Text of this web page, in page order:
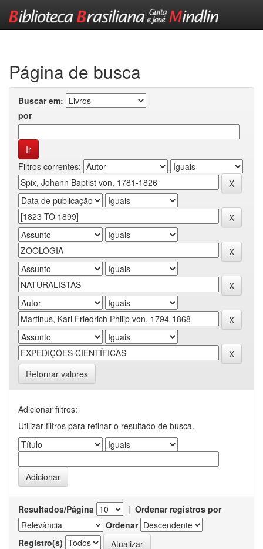
Página de busca
Buscar em:
por
Filtros correntes:
Retornar valores
Adicionar filtros:
Utilizar filtros para refinar o resultado de busca.
Resultados/Página | Ordenar registros por
Ordenar
Registro(s)